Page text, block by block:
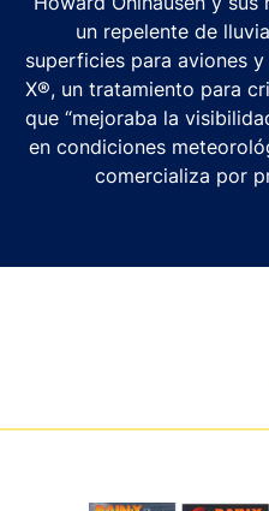
un repelente de
superficies para aviones
X®, un tratamiento para
que “mejoraba la
en condiciones
comercializa por